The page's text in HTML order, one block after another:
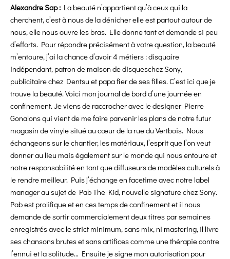
Alexandre Sap : La beauté n’appartient qu’à ceux qui la
cherchent, c’est à nous de la dénicher elle est partout autour de
nous, elle nous ouvre les bras. Elle donne tant et demande si peu
d’efforts. Pour répondre précisément à votre question, la beauté
m’entoure, j’ai la chance d’avoir 4 métiers : disquaire
indépendant, patron de maison de disqueschez Sony,
publicitaire chez Dentsu et papa fier de ses filles. C’est ici que je
trouve la beauté. Voici mon journal de bord d’une journée en
confinement. Je viens de raccrocher avec le designer Pierre
Gonalons qui vient de me faire parvenir les plans de notre futur
magasin de vinyle situé au cœur de la rue du Vertbois. Nous
échangeons sur le chantier, les matériaux, l’esprit que l’on veut
donner au lieu mais également sur le monde qui nous entoure et
notre responsabilité en tant que diffuseurs de modèles culturels à
le rendre meilleur. Puis j’échange en facetime avec notre label
manager au sujet de Pab The Kid, nouvelle signature chez Sony.
Pab est prolifique et en ces temps de confinement et il nous
demande de sortir commercialement deux titres par semaines
enregistrés avec le strict minimum, sans mix, ni mastering, il livre
ses chansons brutes et sans artifices comme une thérapie contre
l’ennui et la solitude… Ensuite je signe mon autorisation pour